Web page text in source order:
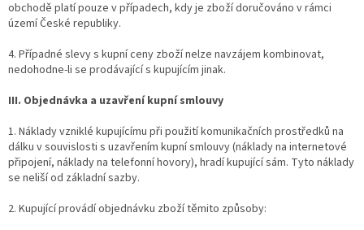
obchodě platí pouze v případech, kdy je zboží doručováno v rámci
území České republiky.
4. Případné slevy s kupní ceny zboží nelze navzájem kombinovat,
nedohodne-li se prodávající s kupujícím jinak.
III. Objednávka a uzavření kupní smlouvy
1. Náklady vzniklé kupujícímu při použití komunikačních prostředků na
dálku v souvislosti s uzavřením kupní smlouvy (náklady na internetové
připojení, náklady na telefonní hovory), hradí kupující sám. Tyto náklady
se neliší od základní sazby.
2. Kupující provádí objednávku zboží těmito způsoby: